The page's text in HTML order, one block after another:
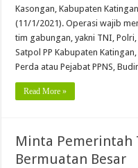
Kasongan, Kabupaten
(11/1/2021). Operasi wajib
tim gabungan, yakni TNI,
Satpol PP Kabupaten
Perda atau Pejabat PPNS,
Read More »
Minta Pemerintah
Bermuatan Besar